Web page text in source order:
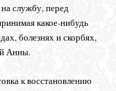
службу, перед
какое-нибудь
болезнях и скорбях,
Анны.
к восстановлению